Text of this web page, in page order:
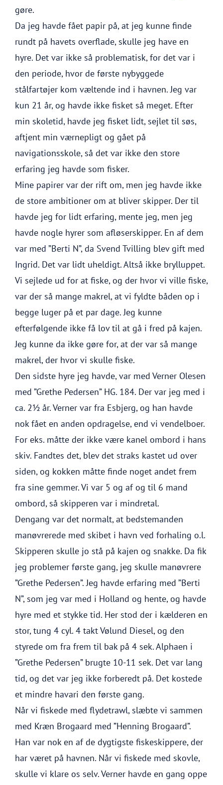
gøre.
Da jeg havde fået papir på, at jeg kunne finde
rundt på havets overflade, skulle jeg have en
hyre. Det var ikke så problematisk, for det var i
den periode, hvor de første nybyggede
stålfartøjer kom væltende ind i havnen. Jeg var
kun 21 år, og havde ikke fisket så meget. Efter
min skoletid, havde jeg fisket lidt, sejlet til søs,
aftjent min værnepligt og gået på
navigationsskole, så det var ikke den store
erfaring jeg havde som fisker.
Mine papirer var der rift om, men jeg havde ikke
de store ambitioner om at bliver skipper. Der til
havde jeg for lidt erfaring, mente jeg, men jeg
havde nogle hyrer som afløserskipper. En af dem
var med ”Berti N”, da Svend Tvilling blev gift med
Ingrid. Det var lidt uheldigt. Altså ikke brylluppet.
Vi sejlede ud for at fiske, og der hvor vi ville fiske,
var der så mange makrel, at vi fyldte båden op i
begge luger på et par dage. Jeg kunne
efterfølgende ikke få lov til at gå i fred på kajen.
Jeg kunne da ikke gøre for, at der var så mange
makrel, der hvor vi skulle fiske.
Den sidste hyre jeg havde, var med Verner Olesen
med ”Grethe Pedersen” HG. 184. Der var jeg med i
ca. 2½ år. Verner var fra Esbjerg, og han havde
nok fået en anden opdragelse, end vi vendelboer.
For eks. måtte der ikke være kanel ombord i hans
skiv. Fandtes det, blev det straks kastet ud over
siden, og kokken måtte finde noget andet frem
fra sine gemmer. Vi var 5 og af og til 6 mand
ombord, så skipperen var i mindretal.
Dengang var det normalt, at bedstemanden
manøvrerede med skibet i havn ved forhaling o.l.
Skipperen skulle jo stå på kajen og snakke. Da fik
jeg problemer første gang, jeg skulle manøvrere
”Grethe Pedersen”. Jeg havde erfaring med ”Berti
N”, som jeg var med i Holland og hente, og havde
hyre med et stykke tid. Her stod der i kælderen en
stor, tung 4 cyl. 4 takt Vølund Diesel, og den
styrede om fra frem til bak på 4 sek. Alphaen i
”Grethe Pedersen” brugte 10-11 sek. Det var lang
tid, og det var jeg ikke forberedt på. Det kostede
et mindre havari den første gang.
Når vi fiskede med flydetrawl, slæbte vi sammen
med Kræn Brogaard med ”Henning Brogaard”.
Han var nok en af de dygtigste fiskeskippere, der
har været på havnen. Når vi fiskede med skovle,
skulle vi klare os selv. Verner havde en gang oppe